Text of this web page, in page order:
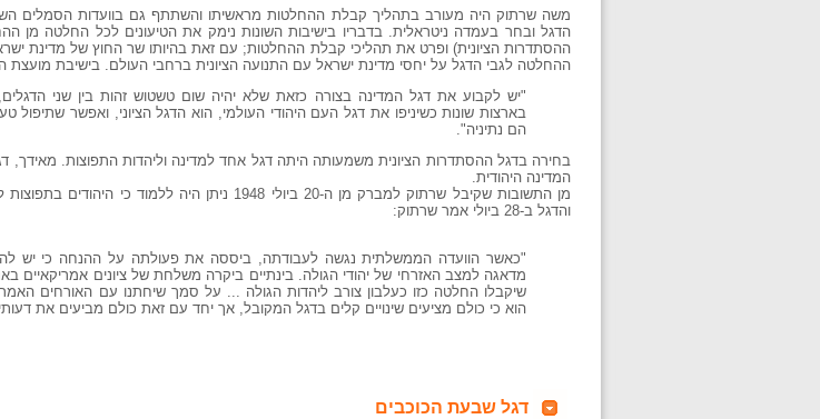
משה שרתוק היה מעורב בתהליך קבלת ההחלטות מראשיתו והשתתף גם בוועדות הסמלים
הדגל ובחר בעמדה ניטראלית. בדבריו בישיבות השונות נימק את הטיעונים לכל החלטה מן
ההסתדרות הציונית) ופרט את תהליכי קבלת ההחלטות; עם זאת בהיותו שר החוץ של מדינת
ההחלטה לגבי הדגל על יחסי מדינת ישראל עם התנועה הציונית ברחבי העולם. בישיבת מועצת המדינה הזמנית ב-15 ביולי
"יש לקבוע את דגל המדינה בצורה כזאת שלא יהיה שום טשטוש זהות בין שני
בארצות שונות כשיניפו את דגל העם היהודי העולמי, הוא הדגל הציוני, ואפשר שתיפול
הם נתיניה".
בחירה בדגל ההסתדרות הציונית משמעותה היתה דגל אחד למדינה וליהדות התפוצות. מאידך,
המדינה היהודית.
מן התשובות שקיבל שרתוק למברק מן ה-20 ביולי 1948
והדגל ב-28 ביולי אמר שרתוק:
"כאשר הוועדה הממשלתית נגשה לעבודתה, ביססה את פעולתה על ההנחה כי יש
מדאגה למצב האזרחי של יהודי הגולה. בינתיים ביקרה משלחת של ציונים אמריקאיים
שיקבלו החלטה כזו כעלבון צורב ליהדות הגולה ... על סמך שיחתנו עם האורחים
הוא כי כולם מציעים שינויים קלים בדגל המקובל, אך יחד עם זאת כולם מביעים את
דגל שבעת הכוכבים